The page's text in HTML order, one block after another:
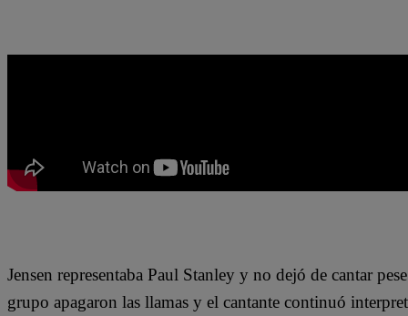
Jensen representaba Paul Stanley y no dejó de cantar
grupo apagaron las llamas y el cantante continuó